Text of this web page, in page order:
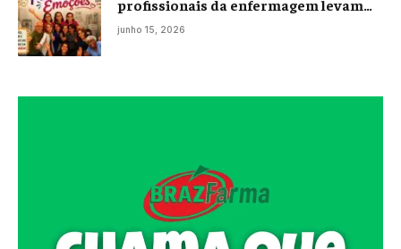
profissionais da enfermagem levam
histórias reais ao palco em Campos
junho 15, 2026